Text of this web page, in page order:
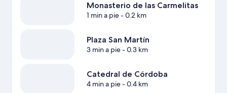
Monasterio de las Carmelitas
1 min a pie- 0.2 km
Plaza San Martín
3 min a pie- 0.3 km
Catedral de Córdoba
4 min a pie- 0.4 km